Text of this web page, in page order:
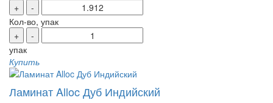
+
-
Кол-во, упак
+
-
упак
Купить
Ламинат Alloc Дуб Индийский